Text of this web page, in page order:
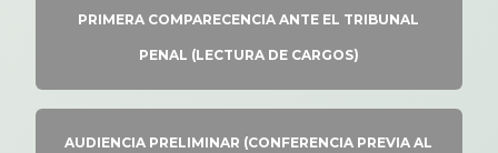
PRIMERA COMPARECENCIA ANTE EL TRIBUNAL
PENAL (LECTURA DE CARGOS)
AUDIENCIA PRELIMINAR (CONFERENCIA PREVIA AL